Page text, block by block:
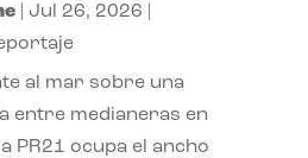
| Jul 26, 2026
al mar sobre una
entre medianeras en
PR21 ocupa el ancho